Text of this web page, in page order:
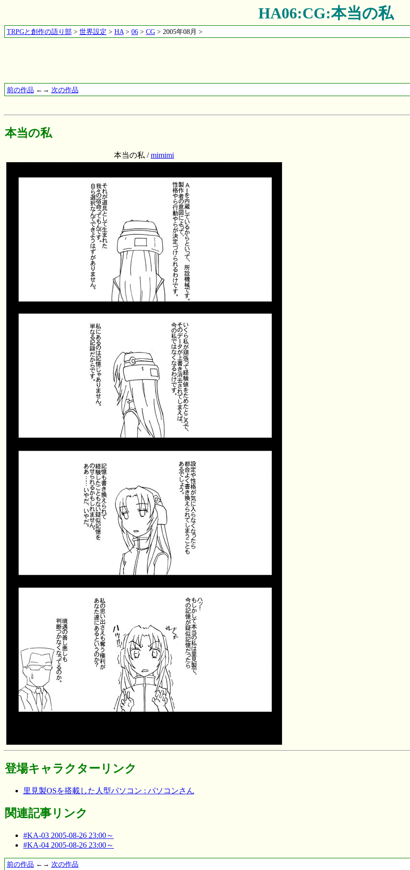
HA06:CG:本当の私
TRPGと創作の語り部> 世界設定 > HA> 06> CG> 2005年08月 >
前の作品 ←→ 次の作品
本当の私
本当の私 /mimimi
登場キャラクターリンク
里見製OSを搭載した人型パソコン : パソコンさん
関連記事リンク
#KA-03 2005-08-26 23:00～
#KA-04 2005-08-26 23:00～
前の作品 ←→ 次の作品